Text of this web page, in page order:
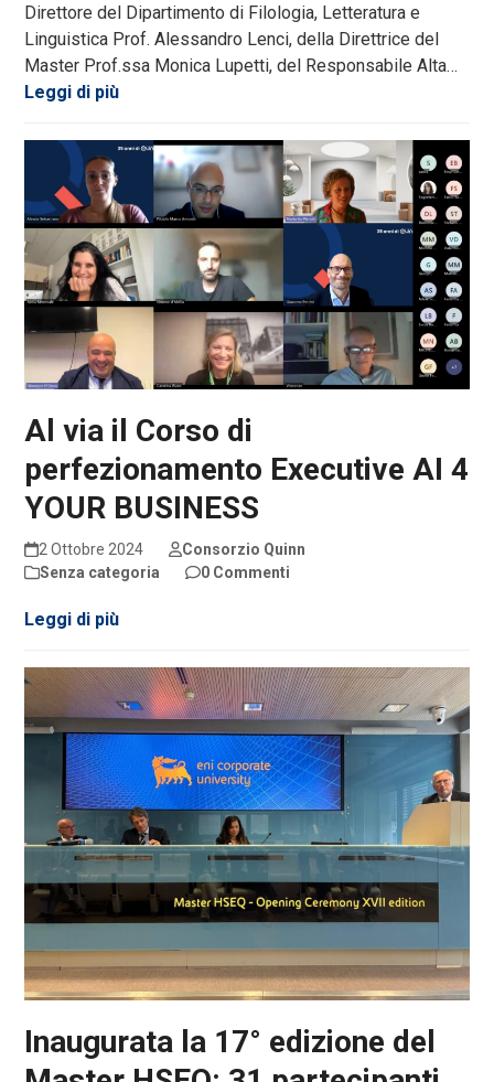
Direttore del Dipartimento di Filologia, Letteratura e
Linguistica Prof. Alessandro Lenci, della Direttrice del
Master Prof.ssa Monica Lupetti, del Responsabile Alta…
Leggi di più
Al via il Corso di
perfezionamento Executive AI 4
YOUR BUSINESS
2 Ottobre 2024
Consorzio Quinn
Senza categoria
0 Commenti
Leggi di più
Inaugurata la 17° edizione del